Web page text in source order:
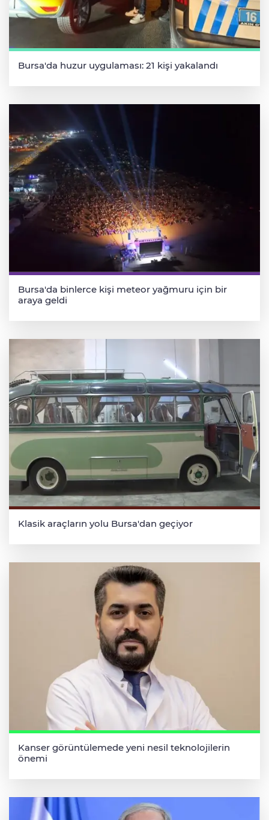
Bursa'da huzur uygulaması: 21 kişi yakalandı
Bursa'da binlerce kişi meteor yağmuru için bir
araya geldi
Klasik araçların yolu Bursa'dan geçiyor
Kanser görüntülemede yeni nesil teknolojilerin
önemi